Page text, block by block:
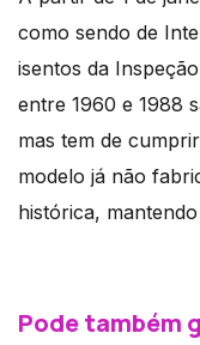
como sendo de
isentos da
entre 1960 e 1988
mas tem de
modelo já não
histórica,
Pode também